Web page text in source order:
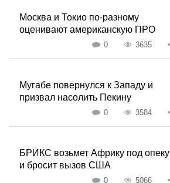
Москва и Токио по-разному
оценивают американскую ПРО
0 3635
Мугабе повернулся к Западу и
призвал насолить Пекину
0 3584
БРИКС возьмет Африку под опеку
и бросит вызов США
0 5066